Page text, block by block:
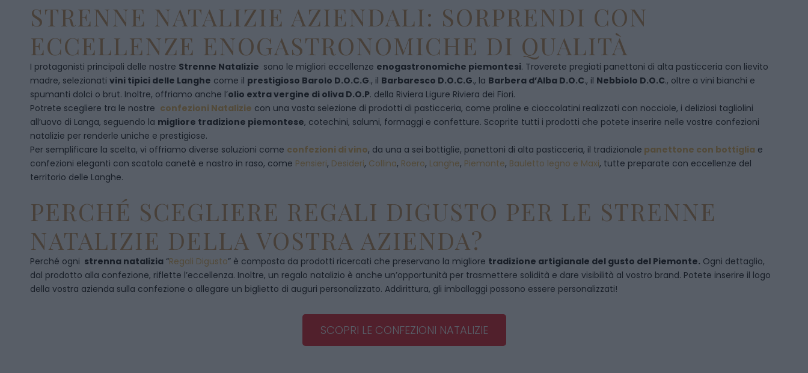
STRENNE NATALIZIE AZIENDALI: SORPRENDI CON
ECCELLENZE ENOGASTRONOMICHE DI QUALITÀ
I protagonisti principali delle nostre Strenne Natalizie sono le migliori eccellenze enogastronomiche piemontesi. Troverete pregiati panettoni di alta pasticceria con lievito
madre, selezionati vini tipici delle Langhe come il prestigioso Barolo D.O.C.G., il Barbaresco D.O.C.G., la Barbera d’Alba D.O.C., il Nebbiolo D.O.C., oltre a vini bianchi e
spumanti dolci o brut. Inoltre, offriamo anche l’olio extra vergine di oliva D.O.P. della Riviera Ligure Riviera dei Fiori.
Potrete scegliere tra le nostre confezioni Natalizie con una vasta selezione di prodotti di pasticceria, come praline e cioccolatini realizzati con nocciole, i deliziosi tagliolini
all’uovo di Langa, seguendo la migliore tradizione piemontese, cotechini, salumi, formaggi e confetture. Scoprite tutti i prodotti che potete inserire nelle vostre confezioni
natalizie per renderle uniche e prestigiose.
Per semplificare la scelta, vi offriamo diverse soluzioni come confezioni di vino, da una a sei bottiglie, panettoni di alta pasticceria, il tradizionale panettone con bottiglia e
confezioni eleganti con scatola canetè e nastro in raso, come Pensieri, Desideri, Collina, Roero, Langhe, Piemonte, Bauletto legno e Maxi, tutte preparate con eccellenze del
territorio delle Langhe.
PERCHÉ SCEGLIERE REGALI DIGUSTO PER LE STRENNE
NATALIZIE DELLA VOSTRA AZIENDA?
Perché ogni strenna natalizia “Regali Digusto” è composta da prodotti ricercati che preservano la migliore tradizione artigianale del gusto del Piemonte. Ogni dettaglio,
dal prodotto alla confezione, riflette l’eccellenza. Inoltre, un regalo natalizio è anche un’opportunità per trasmettere solidità e dare visibilità al vostro brand. Potete inserire il logo
della vostra azienda sulla confezione o allegare un biglietto di auguri personalizzato. Addirittura, gli imballaggi possono essere personalizzati!
SCOPRI LE CONFEZIONI NATALIZIE